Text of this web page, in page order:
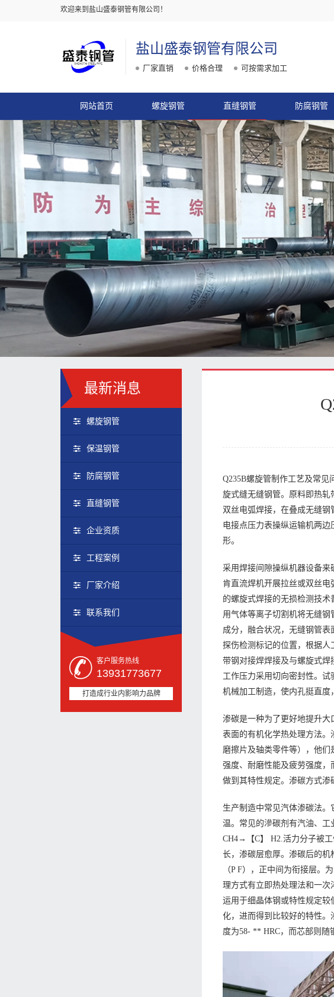
欢迎来到盐山盛泰钢管有限公司！
盐山盛泰钢管有限公司
厂家直销 价格合理 可按需求加工
网站首页 螺旋钢管 直缝钢管 防腐钢管
最新消息
螺旋钢管
保温钢管
防腐钢管
直缝钢管
企业资质
工程案例
厂家介绍
联系我们
客户服务热线
13931773677
打造成行业内影响力品牌
Q235B螺旋管制作工艺及常
旋式缝无缝钢管。原料即热
双丝电弧焊接，在叠成无缝
电接点压力表操纵运输机两
形。
采用焊接间隙操纵机器设备
肯直流焊机开展拉丝或双丝
的螺旋式焊接的无损检测技
用气体等离子切割机将无缝钢
成分，融合状况，无缝钢管
探伤检测标记的位置，根据
带钢对接焊焊接及与螺旋式焊
工作压力采用切向密封性。
机械加工制造，使内孔挺直度
渗碳是一种为了更好地提升
表面的有机化学热处理方法。
磨擦片及轴类零件等），他
强度、耐磨性能及疲劳强度，
做到其特性规定。渗碳方式渗
生产制造中常见汽体渗碳法
温。常见的滲碳剂有汽油、工
CH4→【C】 H2.活力分子被
长，渗碳层愈厚。渗碳后的机
（P F），正中间为衔接层。
理方式有立即热处理法和一
运用于细晶体钢或特性规定
化，进而得到比较好的特性
度为58- ** HRC，而芯部则随